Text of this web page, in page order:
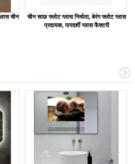
चीन
चीन साफ़ फ्लोट ग्लास निर्माता, बेरंग फ्लोट ग्लास
प्रदायक, पारदर्शी ग्लास फैक्टरी